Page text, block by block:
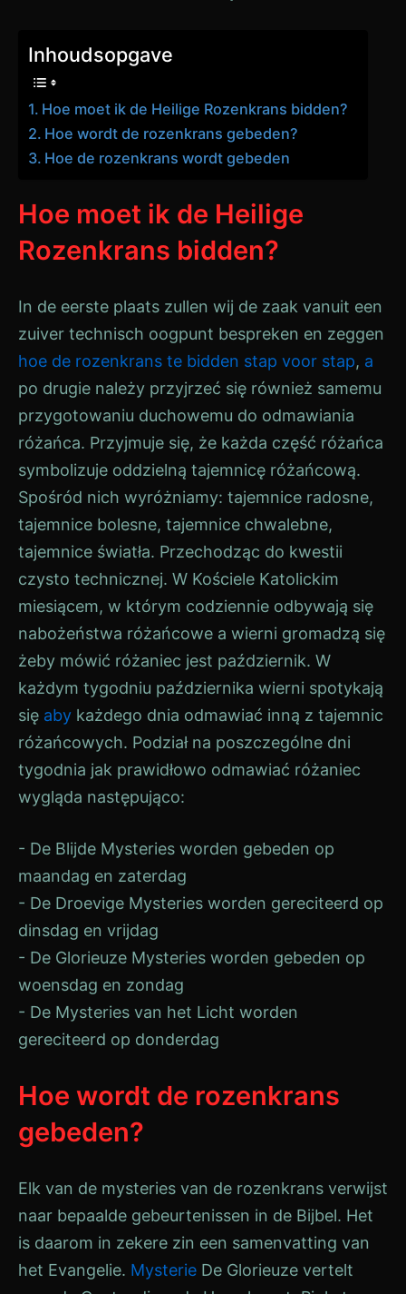
Inhoudsopgave
Hoe moet ik de Heilige Rozenkrans bidden?
Hoe wordt de rozenkrans gebeden?
Hoe de rozenkrans wordt gebeden
Hoe moet ik de Heilige
Rozenkrans bidden?
In de eerste plaats zullen wij de zaak vanuit een
zuiver technisch oogpunt bespreken en zeggen
hoe de rozenkrans te bidden stap voor stap, a
po drugie należy przyjrzeć się również samemu
przygotowaniu duchowemu do odmawiania
różańca. Przyjmuje się, że każda część różańca
symbolizuje oddzielną tajemnicę różańcową.
Spośród nich wyróżniamy: tajemnice radosne,
tajemnice bolesne, tajemnice chwalebne,
tajemnice światła. Przechodząc do kwestii
czysto technicznej. W Kościele Katolickim
miesiącem, w którym codziennie odbywają się
nabożeństwa różańcowe a wierni gromadzą się
żeby mówić różaniec jest październik. W
każdym tygodniu października wierni spotykają
się aby każdego dnia odmawiać inną z tajemnic
różańcowych. Podział na poszczególne dni
tygodnia jak prawidłowo odmawiać różaniec
wygląda następująco:
- De Blijde Mysteries worden gebeden op
maandag en zaterdag
- De Droevige Mysteries worden gereciteerd op
dinsdag en vrijdag
- De Glorieuze Mysteries worden gebeden op
woensdag en zondag
- De Mysteries van het Licht worden
gereciteerd op donderdag
Hoe wordt de rozenkrans
gebeden?
Elk van de mysteries van de rozenkrans verwijst
naar bepaalde gebeurtenissen in de Bijbel. Het
is daarom in zekere zin een samenvatting van
het Evangelie. Mysterie De Glorieuze vertelt